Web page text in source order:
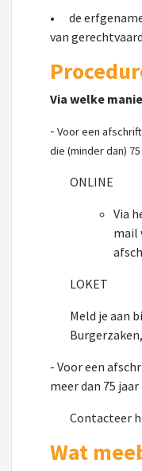
•
de
van
Via welke
- Voor een
die (minder dan)
ONLINE
Via
mail
LOKET
Meld je aan
- Voor een
meer dan 75 jaar
Contacteer
Wat